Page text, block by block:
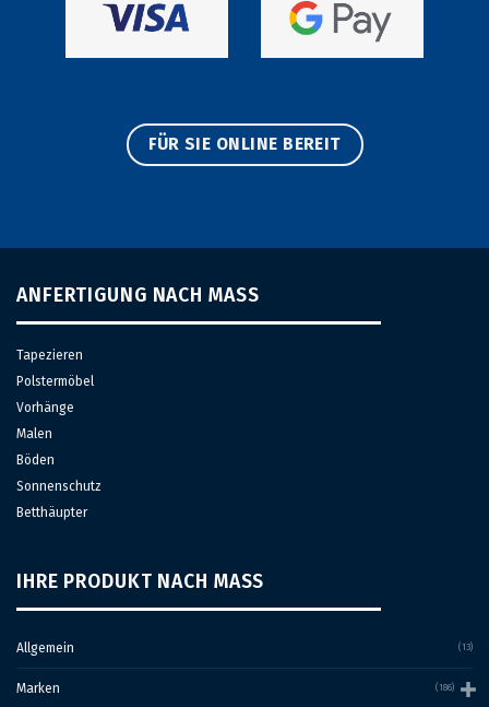
FÜR SIE ONLINE BEREIT
ANFERTIGUNG NACH MASS
Tapezieren
Polstermöbel
Vorhänge
Malen
Böden
Sonnenschutz
Betthäupter
IHRE PRODUKT NACH MASS
Allgemein (13)
Marken (186)